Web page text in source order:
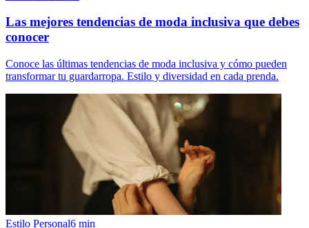
Las mejores tendencias de moda inclusiva que debes
conocer
Conoce las últimas tendencias de moda inclusiva y cómo pueden
transformar tu guardarropa. Estilo y diversidad en cada prenda.
Estilo Personal6 min